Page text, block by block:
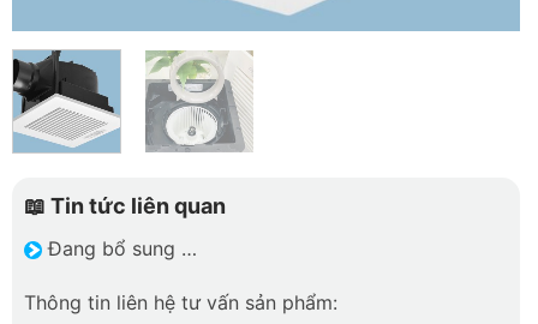
📖 Tin tức liên quan
Đang bổ sung …
Thông tin liên hệ tư vấn sản phẩm: